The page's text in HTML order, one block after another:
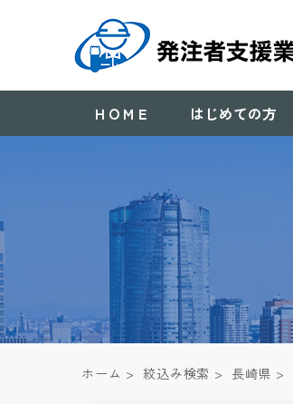
ＨＯＭＥ はじめての方
ホーム > 絞込み検索 > 長崎県 >